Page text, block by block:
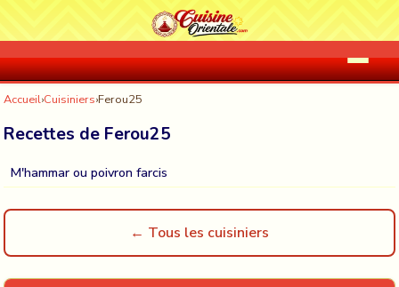
Accueil›Cuisiniers›Ferou25
Recettes de Ferou25
M'hammar ou poivron farcis
← Tous les cuisiniers